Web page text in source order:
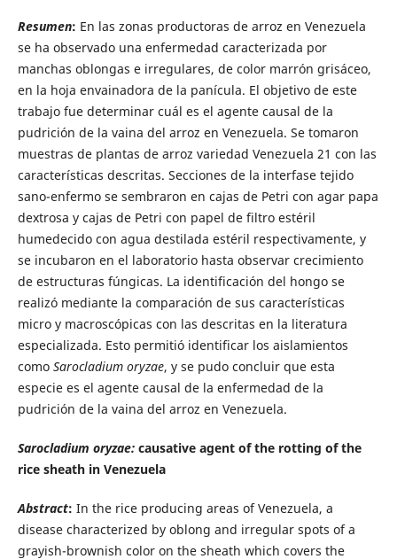
Resumen: En las zonas productoras de arroz en Venezuela
se ha observado una enfermedad caracterizada por
manchas oblongas e irregulares, de color marrón grisáceo,
en la hoja envainadora de la panícula. El objetivo de este
trabajo fue determinar cuál es el agente causal de la
pudrición de la vaina del arroz en Venezuela. Se tomaron
muestras de plantas de arroz variedad Venezuela 21 con las
características descritas. Secciones de la interfase tejido
sano-enfermo se sembraron en cajas de Petri con agar papa
dextrosa y cajas de Petri con papel de filtro estéril
humedecido con agua destilada estéril respectivamente, y
se incubaron en el laboratorio hasta observar crecimiento
de estructuras fúngicas. La identificación del hongo se
realizó mediante la comparación de sus características
micro y macroscópicas con las descritas en la literatura
especializada. Esto permitió identificar los aislamientos
como Sarocladium oryzae, y se pudo concluir que esta
especie es el agente causal de la enfermedad de la
pudrición de la vaina del arroz en Venezuela.
Sarocladium oryzae:causative agent of the rotting of the
rice sheath in Venezuela
Abstract: In the rice producing areas of Venezuela, a
disease characterized by oblong and irregular spots of a
grayish-brownish color on the sheath which covers the